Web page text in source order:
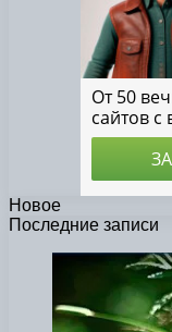
Новое
Последние записи